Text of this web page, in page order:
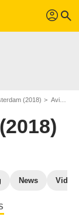
profil search
(2018) Avis New Amsterdam (2018)
News